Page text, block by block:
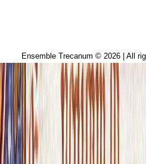
Ensemble Trecanum © 2026 | All